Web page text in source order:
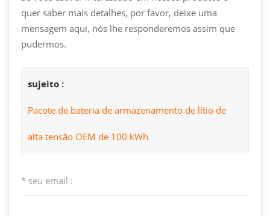
quer saber mais detalhes, por favor, deixe uma
mensagem aqui, nós lhe responderemos assim que
pudermos.
sujeito :
Pacote de bateria de armazenamento de lítio de
alta tensão OEM de 100 kWh